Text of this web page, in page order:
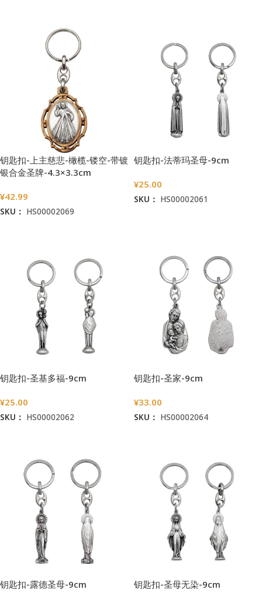
钥匙扣-上主慈悲-橄榄-镂空-带镀
银合金圣牌-4.3×3.3cm
¥42.99
SKU： HS00002069
钥匙扣-法蒂玛圣母-9cm
¥25.00
SKU： HS00002061
钥匙扣-圣基多福-9cm
¥25.00
SKU： HS00002062
钥匙扣-圣家-9cm
¥33.00
SKU： HS00002064
钥匙扣-露德圣母-9cm 钥匙扣-圣母无染-9cm